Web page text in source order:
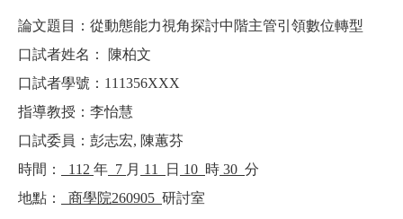
論文題目： 從動態能力視角探討中階主管引領數位轉型
口試者姓名：
陳柏文
口試者學號： 111356XXX
指導教授： 李怡慧
口試委員： 彭志宏, 陳蕙芬
時間：
112 年 7 月 11 日 10 時 30 分
地點：
商學院260905 研討室